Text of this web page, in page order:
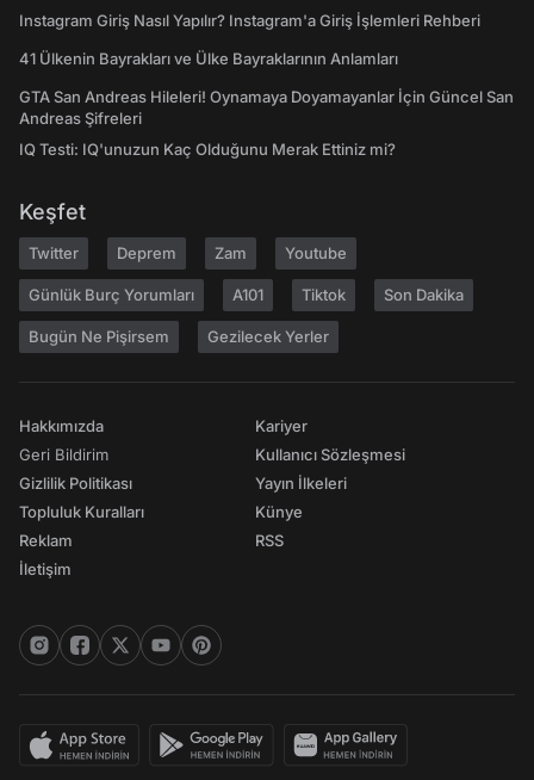
Instagram Giriş Nasıl Yapılır? Instagram'a Giriş İşlemleri Rehberi
41 Ülkenin Bayrakları ve Ülke Bayraklarının Anlamları
GTA San Andreas Hileleri! Oynamaya Doyamayanlar İçin Güncel San
Andreas Şifreleri
IQ Testi: IQ'unuzun Kaç Olduğunu Merak Ettiniz mi?
Keşfet
Twitter Deprem Zam Youtube
Günlük Burç Yorumları A101 Tiktok Son Dakika
Bugün Ne Pişirsem Gezilecek Yerler
Hakkımızda
Geri Bildirim
Gizlilik Politikası
Topluluk Kuralları
Reklam
İletişim
Kariyer
Kullanıcı Sözleşmesi
Yayın İlkeleri
Künye
RSS